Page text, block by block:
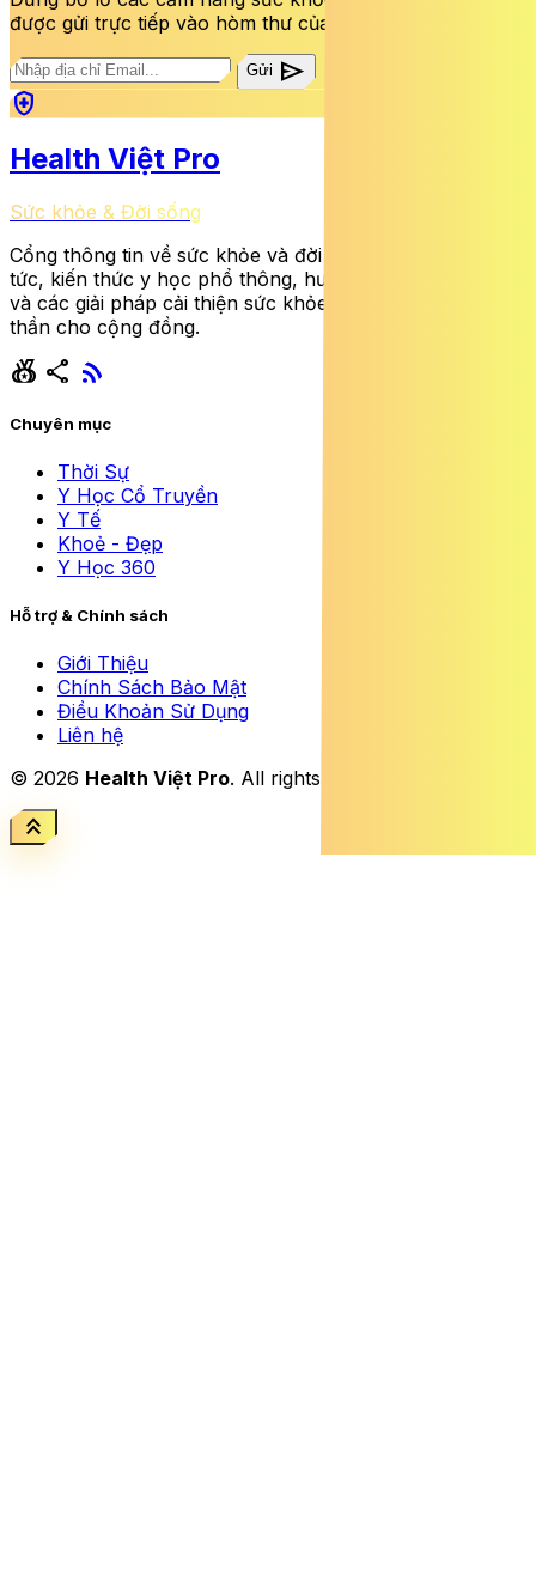
được gửi trực tiếp vào hòm thư của bạn mỗi tuần.
Gửi send
health_and_safety
Health Việt Pro
Sức khỏe & Đời sống
Cổng thông tin về sức khỏe và đời sống cung cấp tin
tức, kiến thức y học phổ thông, hướng dẫn dinh dưỡng
và các giải pháp cải thiện sức khỏe thể chất lẫn tinh
thần cho cộng đồng.
social_leaderboard share rss_feed
Chuyên mục
Thời Sự
Y Học Cổ Truyền
Y Tế
Khoẻ - Đẹp
Y Học 360
Hỗ trợ & Chính sách
Giới Thiệu
Chính Sách Bảo Mật
Điều Khoản Sử Dụng
Liên hệ
© 2026 Health Việt Pro. All rights reserved.
keyboard_double_arrow_up